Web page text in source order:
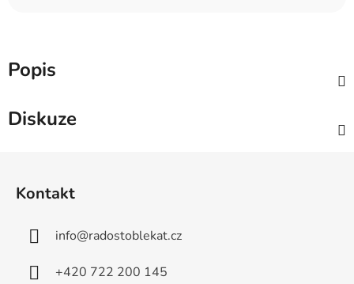
Popis
Diskuze
Kontakt
info@radostoblekat.cz
+420 722 200 145